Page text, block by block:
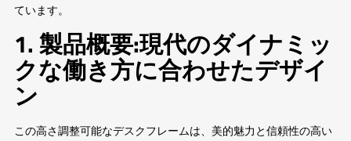
ています。
1. 製品概要:現代のダイナミッ
クな働き方に合わせたデザイ
ン
この高さ調整可能なデスクフレームは、美的魅力と信頼性の高い